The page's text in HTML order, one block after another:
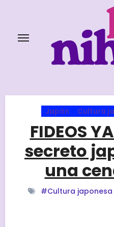
content
Japón Cultura
FIDEOS
secreto
una
#Cultura japonesa